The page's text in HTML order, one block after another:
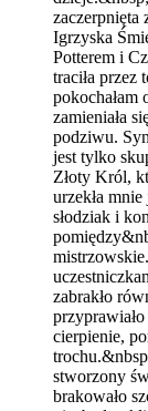
Igrzyska
Potterem i
traciła
pokochałam
zamieniała
podziwu.
jest tylko
Złoty Król,
urzekła
słodziak i
zabrakło
cierpienie,
stworzony
brakowało